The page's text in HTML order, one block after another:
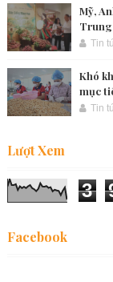
Mỹ,
Trung
Tin
Khó
mục
Tin
Lượt Xem
3
Facebook